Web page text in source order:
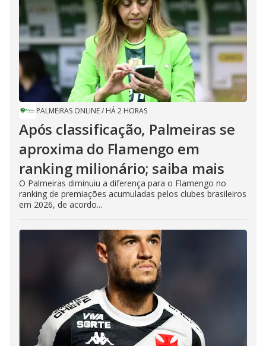
PALMEIRAS ONLINE/ HÁ 2 HORAS
Após classificação, Palmeiras se
aproxima do Flamengo em
ranking milionário; saiba mais
O Palmeiras diminuiu a diferença para o Flamengo no
ranking de premiações acumuladas pelos clubes brasileiros
em 2026, de acordo...